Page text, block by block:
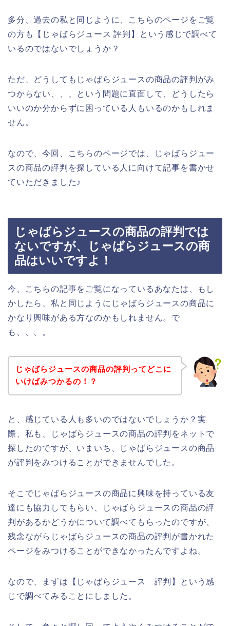
多分、過去の私と同じように、こちらのページをご覧
の方も【じゃばらジュース 評判】という感じで調べて
いるのではないでしょうか？
ただ、どうしてもじゃばらジュースの商品の評判がみ
つからない、、、という問題に直面して、どうしたら
いいのか分からずに困っている人もいるのかもしれま
せん。
なので、今回、こちらのページでは、じゃばらジュー
スの商品の評判を探している人に向けて記事を書かせ
ていただきました♪
じゃばらジュースの商品の評判では
ないですが、じゃばらジュースの商
品はいいですよ！
今、こちらの記事をご覧になっているあなたは、もし
かしたら、私と同じようにじゃばらジュースの商品に
かなり興味がある方なのかもしれません。で
も、、、。
じゃばらジュースの商品の評判ってどこに
いけばみつかるの！？
と、感じている人も多いのではないでしょうか？実
際、私も、じゃばらジュースの商品の評判をネットで
探したのですが、いまいち、じゃばらジュースの商品
が評判をみつけることができませんでした。
そこでじゃばらジュースの商品に興味を持っている友
達にも協力してもらい、じゃばらジュースの商品の評
判があるかどうかについて調べてもらったのですが、
残念ながらじゃばらジュースの商品の評判が書かれた
ページをみつけることができなかったんですよね。
なので、まずは【じゃばらジュース 評判】という感
じで調べてみることにしました。